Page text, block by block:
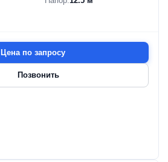
Цена по запросу
Позвонить